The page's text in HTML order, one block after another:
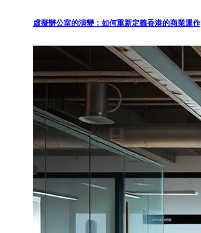
虛擬辦公室的演變：如何重新定義香港的商業運作